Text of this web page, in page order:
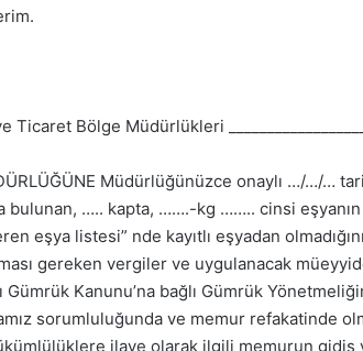
Bölge Müdürlükleri
Müdürlüğünüzce onaylı …/…/…
bulunan, ….. kapta, …….-kg …….. cinsi
eşya listesi” nde kayıtlı eşyadan
gereken vergiler ve uygulanacak
Gümrük Kanunu’na bağlı Gümrük
sorumluluğunda ve memur refakatinde
ilave olarak ilgili memurun gidiş